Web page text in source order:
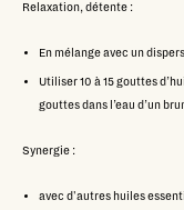
Relaxation, détente :
En mélange avec un
Utiliser 10 à 15 gouttes
gouttes dans l’eau d’un
Synergie :
avec d'autres huiles